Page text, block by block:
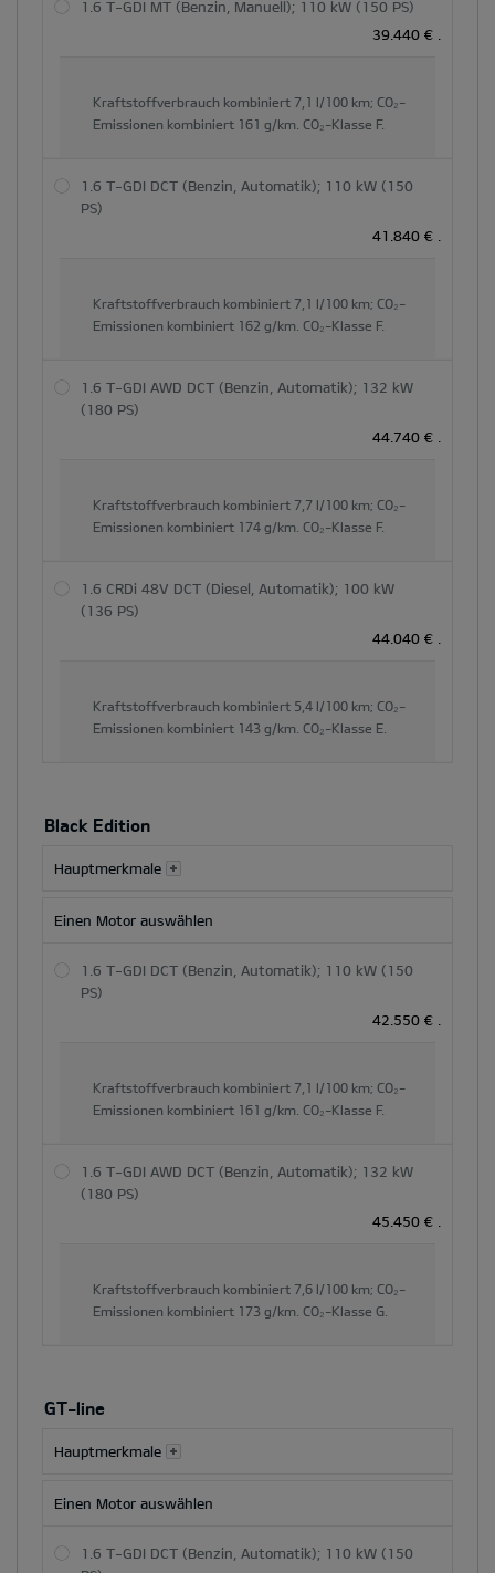
1.6 T-GDI MT (Benzin, Manuell); 110 kW (150 PS)
39.440 €
Kraftstoffverbrauch kombiniert 7,1 l/100 km; CO₂-
Emissionen kombiniert 161 g/km. CO₂-Klasse F.
1.6 T-GDI DCT (Benzin, Automatik); 110 kW (150
PS)
41.840 €
Kraftstoffverbrauch kombiniert 7,1 l/100 km; CO₂-
Emissionen kombiniert 162 g/km. CO₂-Klasse F.
1.6 T-GDI AWD DCT (Benzin, Automatik); 132 kW
(180 PS)
44.740 €
Kraftstoffverbrauch kombiniert 7,7 l/100 km; CO₂-
Emissionen kombiniert 174 g/km. CO₂-Klasse F.
1.6 CRDi 48V DCT (Diesel, Automatik); 100 kW
(136 PS)
44.040 €
Kraftstoffverbrauch kombiniert 5,4 l/100 km; CO₂-
Emissionen kombiniert 143 g/km. CO₂-Klasse E.
Black Edition
Hauptmerkmale
Einen Motor auswählen
1.6 T-GDI DCT (Benzin, Automatik); 110 kW (150
PS)
42.550 €
Kraftstoffverbrauch kombiniert 7,1 l/100 km; CO₂-
Emissionen kombiniert 161 g/km. CO₂-Klasse F.
1.6 T-GDI AWD DCT (Benzin, Automatik); 132 kW
(180 PS)
45.450 €
Kraftstoffverbrauch kombiniert 7,6 l/100 km; CO₂-
Emissionen kombiniert 173 g/km. CO₂-Klasse G.
GT-line
Hauptmerkmale
Einen Motor auswählen
1.6 T-GDI DCT (Benzin, Automatik); 110 kW (150